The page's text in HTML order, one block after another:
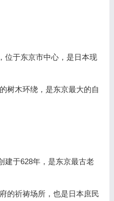
位于东京市中心，是日本现
树木环绕，是东京最大的自
建于628年，是东京最古老
的祈祷场所，也是日本庶民